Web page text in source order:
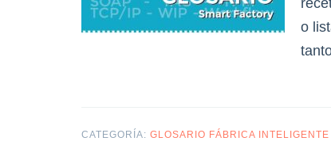
o
CATEGORÍA: GLOSARIO FÁBRICA INTELIGENTE